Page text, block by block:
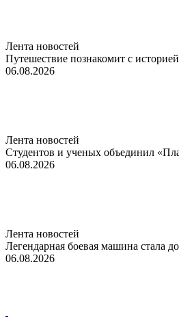
Лента новостей
Путешествие познакомит с
06.08.2026
Лента новостей
Студентов и ученых объединил
06.08.2026
Лента новостей
Легендарная боевая машина стала
06.08.2026